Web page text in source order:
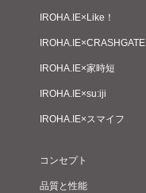
IROHA.IE×Like！
IROHA.IE×CRASHGATE
IROHA.IE×家時短
IROHA.IE×su:iji
IROHA.IE×スマイフ
コンセプト
品質と性能